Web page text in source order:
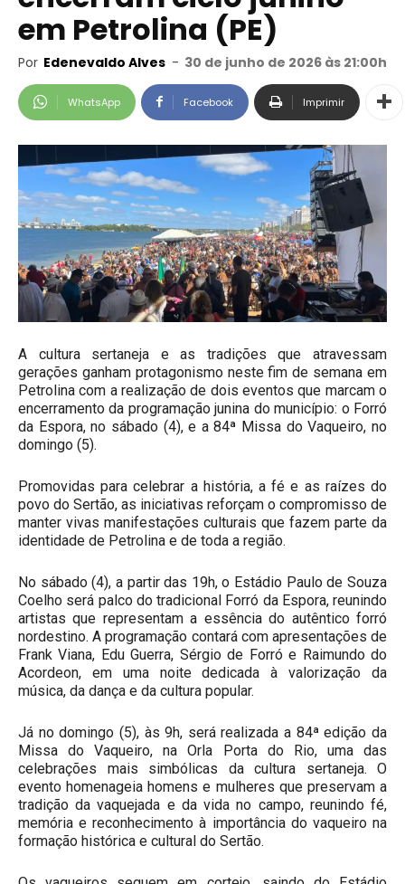
em Petrolina (PE)
Por Edenevaldo Alves - 30 de junho de 2026 às 21:00h
WhatsApp Facebook Imprimir
A cultura sertaneja e as tradições que atravessam
gerações ganham protagonismo neste fim de semana em
Petrolina com a realização de dois eventos que marcam o
encerramento da programação junina do município: o Forró
da Espora, no sábado (4), e a 84ª Missa do Vaqueiro, no
domingo (5).
Promovidas para celebrar a história, a fé e as raízes do
povo do Sertão, as iniciativas reforçam o compromisso de
manter vivas manifestações culturais que fazem parte da
identidade de Petrolina e de toda a região.
No sábado (4), a partir das 19h, o Estádio Paulo de Souza
Coelho será palco do tradicional Forró da Espora, reunindo
artistas que representam a essência do autêntico forró
nordestino. A programação contará com apresentações de
Frank Viana, Edu Guerra, Sérgio de Forró e Raimundo do
Acordeon, em uma noite dedicada à valorização da
música, da dança e da cultura popular.
Já no domingo (5), às 9h, será realizada a 84ª edição da
Missa do Vaqueiro, na Orla Porta do Rio, uma das
celebrações mais simbólicas da cultura sertaneja. O
evento homenageia homens e mulheres que preservam a
tradição da vaquejada e da vida no campo, reunindo fé,
memória e reconhecimento à importância do vaqueiro na
formação histórica e cultural do Sertão.